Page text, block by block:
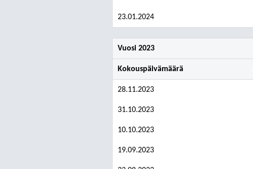
23.01.2024
Vuosi 2023
Kokouspäivämäärä
28.11.2023
31.10.2023
10.10.2023
19.09.2023